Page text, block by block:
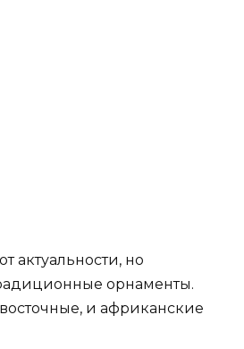
актуальности, но
орнаменты.
и африканские